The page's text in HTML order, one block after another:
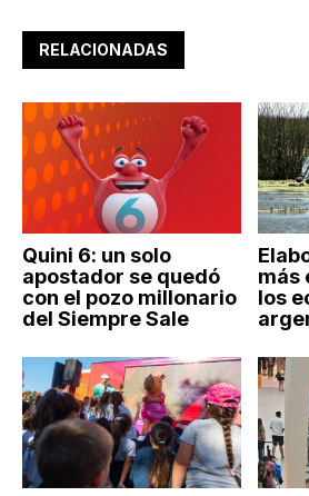
RELACIONADAS
Quini 6: un solo
apostador se quedó
con el pozo millonario
del Siempre Sale
más
los